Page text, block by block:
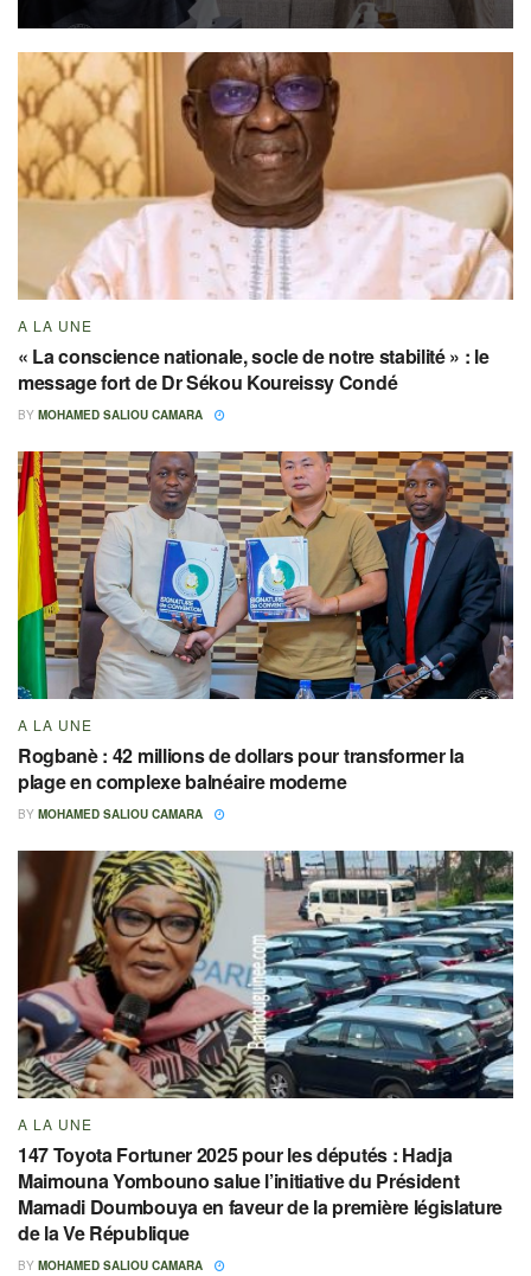
A LA UNE
« La conscience nationale, socle de notre stabilité » : le
message fort de Dr Sékou Koureissy Condé
BY MOHAMED SALIOU CAMARA
A LA UNE
Rogbanè : 42 millions de dollars pour transformer la
plage en complexe balnéaire moderne
BY MOHAMED SALIOU CAMARA
A LA UNE
147 Toyota Fortuner 2025 pour les députés : Hadja
Maimouna Yombouno salue l’initiative du Président
Mamadi Doumbouya en faveur de la première législature
de la Ve République
BY MOHAMED SALIOU CAMARA